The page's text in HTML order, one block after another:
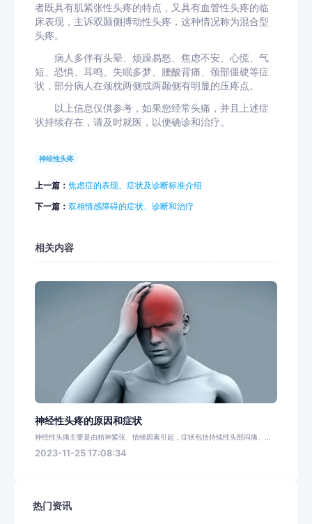
者既具有肌紧张性头疼的特点，又具有血管性头疼的临
床表现，主诉双颞侧搏动性头疼，这种情况称为混合型
头疼。
病人多伴有头晕、烦躁易怒、焦虑不安、心慌、气
短、恐惧、耳鸣、失眠多梦、腰酸背痛、颈部僵硬等症
状，部分病人在颈枕两侧或两颞侧有明显的压疼点。
以上信息仅供参考，如果您经常头痛，并且上述症
状持续存在，请及时就医，以便确诊和治疗。
神经性头疼
上一篇： 焦虑症的表现、症状及诊断标准介绍
下一篇： 双相情感障碍的症状、诊断和治疗
相关内容
神经性头疼的原因和症状
神经性头痛主要是由精神紧张、情绪因素引起，症状包括持续性头部闷痛、...
2023-11-25 17:08:34
热门资讯